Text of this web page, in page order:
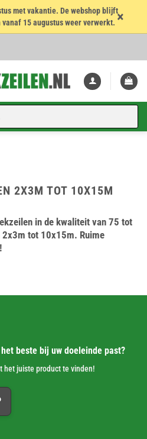
met vakantie. De webshop blijft
15 augustus weer verwerkt. ×
2X3M TOT 10X15M
in de kwaliteit van 75 tot
tot 10x15m. Ruime
beste bij uw doeleinde past?
het juiste product te vinden!